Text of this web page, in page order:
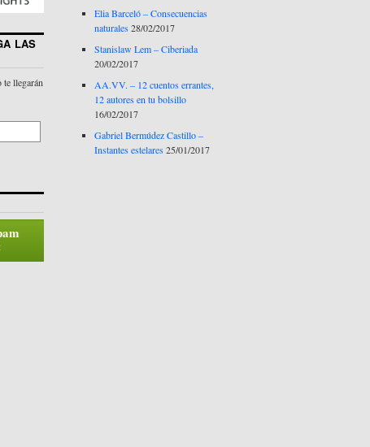
LAS
te llegarán
Elia Barceló – Consecuencias
naturales28/02/2017
Stanislaw Lem – Ciberiada
20/02/2017
AA.VV. – 12 cuentos errantes,
12 autores en tu bolsillo
16/02/2017
Gabriel Bermúdez Castillo –
Instantes estelares25/01/2017